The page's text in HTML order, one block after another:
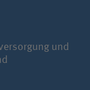
und